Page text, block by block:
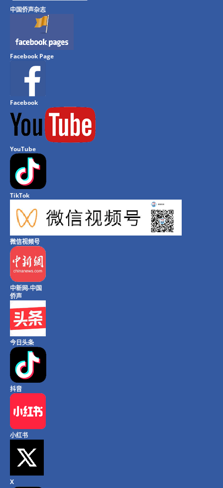
中国侨声杂志
Facebook Page
Facebook
YouTube
TikTok
微信视频号
中新网-中国
侨声
今日头条
抖音
小红书
X